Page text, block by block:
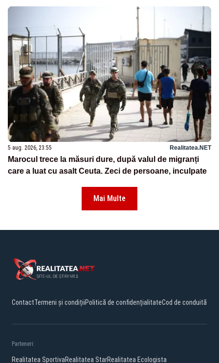
5 aug. 2026, 23:55 Realitatea.NET
Marocul trece la măsuri dure, după valul de migranți
care a luat cu asalt Ceuta. Zeci de persoane, inculpate
Mai Multe
ContactTermeni și condițiiPolitică de confidențialitateCod de conduită
Parteneri:
Realitatea SportivaRealitatea StarRealitatea Ecologista